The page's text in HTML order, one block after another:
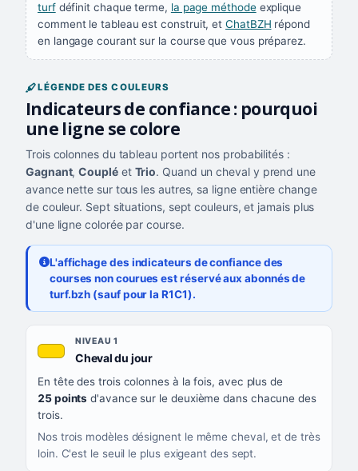
turfdéfinit chaque terme, la page méthodeexplique
comment le tableau est construit, etChatBZH répond
en langage courant sur la course que vous préparez.
LÉGENDE DES COULEURS
Indicateurs de confiance : pourquoi
une ligne se colore
Trois colonnes du tableau portent nos probabilités :
Gagnant,Coupléet Trio. Quand un cheval y prend une
avance nette sur tous les autres, sa ligne entière change
de couleur. Sept situations, sept couleurs, et jamais plus
d'une ligne colorée par course.
L'affichage des indicateurs de confiance des
courses non courues est réservé aux abonnés de
turf.bzh (sauf pour la R1C1).
QUAND LA LIGNE PREND CETTE COULEUR
CE QUE CELA VOUS DIT
NIVEAU 1
Cheval du jour, couleur jaune or
En tête des trois colonnes à la fois, avec plus de
25 points d'avance sur le deuxième dans chacune des
trois.
Nos trois modèles désignent le même cheval, et de très
loin. C'est le seuil le plus exigeant des sept.